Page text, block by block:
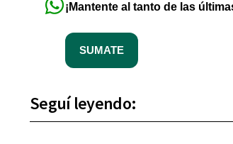
¡Mantente al tanto de las
SUMATE
Seguí leyendo: